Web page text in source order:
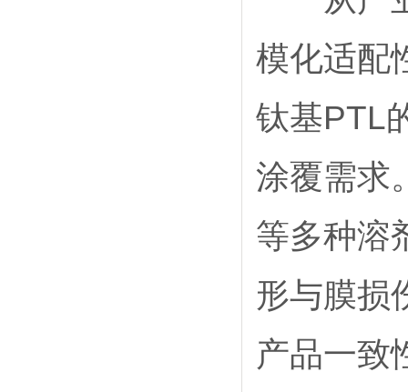
模化适配
钛基PTL
涂覆需求
等多种溶
形与膜损
产品一致